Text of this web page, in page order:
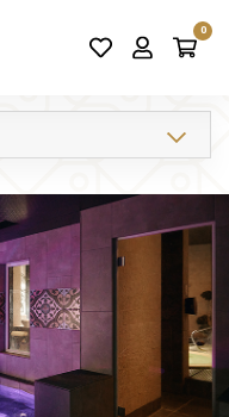
0
in één klik!